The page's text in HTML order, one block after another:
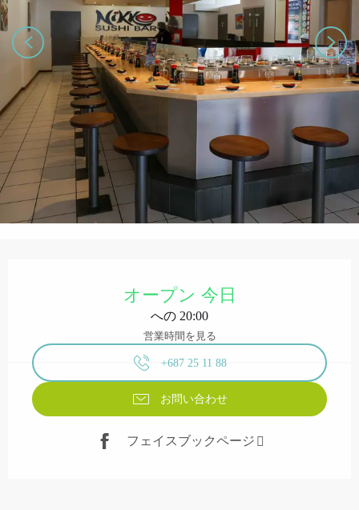
オープン 今日
への 20:00
営業時間を見る
+687 25 11 88
お問い合わせ
フェイスブックページ